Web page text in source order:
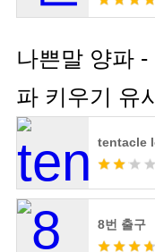
나쁜말 양파
파 키우기 유
tentacle
8번 출구